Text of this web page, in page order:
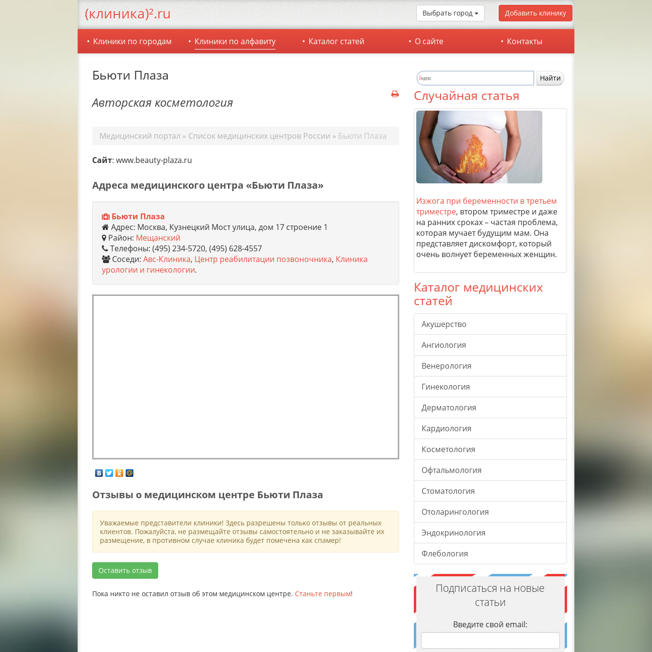
Бьюти Плаза
Авторская косметология
Медицинский портал » Список медицинских центров России » Бьюти Плаза
Сайт: www.beauty-plaza.ru
Адреса медицинского центра «Бьюти Плаза»
Бьюти Плаза
Адрес: Москва, Кузнецкий Мост улица, дом 17 строение 1
Район: Мещанский
Телефоны: (495) 234-5720, (495) 628-4557
Соседи: Авс-Клиника, Центр реабилитации позвоночника, Клиника
урологии и гинекологии.
Отзывы о медицинском центре Бьюти Плаза
Уважаемые представители клиники! Здесь разрешены только отзывы от реальных
клиентов. Пожалуйста, не размещайте отзывы самостоятельно и не заказывайте их
размещение, в противном случае клиника будет помечена как спамер!
Оставить отзыв
Пока никто не оставил отзыв об этом медицинском центре. Станьте первым!
Случайная статья
Изжога при беременности в третьем
триместре, втором триместре и даже
на ранних сроках – частая проблема,
которая мучает будущим мам. Она
представляет дискомфорт, который
очень волнует беременных женщин.
Каталог медицинских
статей
Акушерство
Ангиология
Венерология
Гинекология
Дерматология
Кардиология
Косметология
Офтальмология
Стоматология
Отоларингология
Эндокринология
Флебология
Подписаться на новые
статьи
Введите свой email:
(клиника)².ru Выбрать город Добавить клинику
Клиники по городам Клиники по алфавиту Каталог статей О сайте Контакты